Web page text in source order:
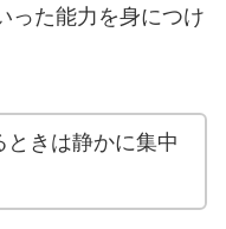
った能力を身につけ
きは静かに集中